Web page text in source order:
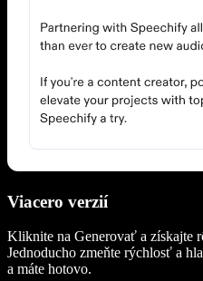
Viacero verzií
Kliknite na Generovať a získajte
Jednoducho zmeňte rýchlosť a
a máte hotovo.